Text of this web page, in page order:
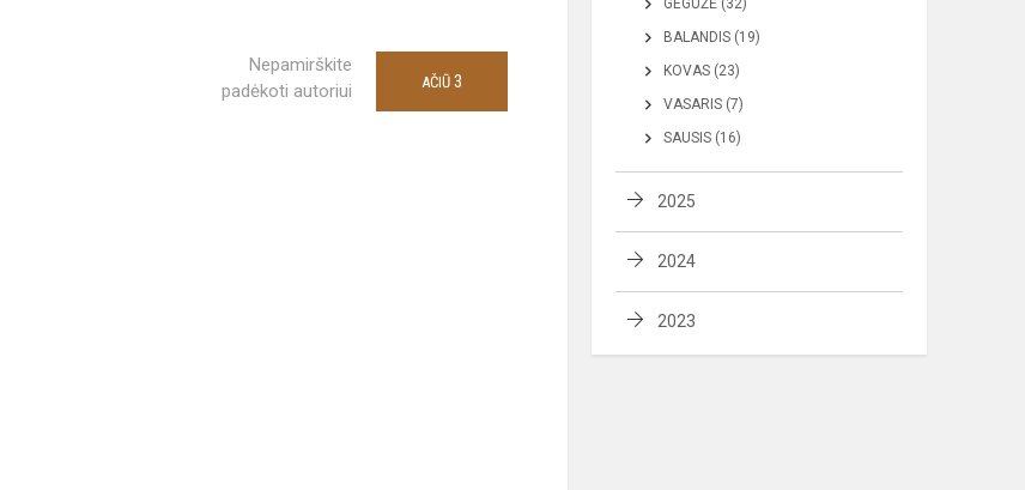
Nepamirškite
padėkoti autoriui
AČIŪ 3
GEGUŽĖ (32)
BALANDIS (19)
KOVAS (23)
VASARIS (7)
SAUSIS (16)
2025
2024
2023